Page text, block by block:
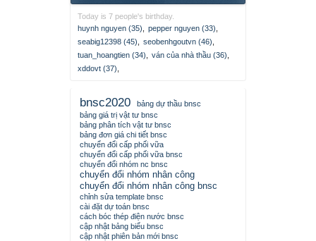
Today is 7 people's birthday.
huynh nguyen (35)
pepper nguyen (33)
seabig12398 (45)
seobenhgoutvn (46)
tuan_hoangtien (34)
ván của nhà thầu (36)
xddovt (37)
bnsc2020
bảng dự thầu bnsc
bảng giá trị vật tư bnsc
bảng phân tích vật tư bnsc
bảng đơn giá chi tiết bnsc
chuyển đổi cấp phối vữa
chuyển đổi cấp phối vữa bnsc
chuyển đổi nhóm nc bnsc
chuyển đổi nhóm nhân công
chuyển đổi nhóm nhân công bnsc
chỉnh sửa template bnsc
cài đặt dự toán bnsc
cách bóc thép điện nước bnsc
cập nhật bảng biểu bnsc
cập nhật phiên bản mới bnsc